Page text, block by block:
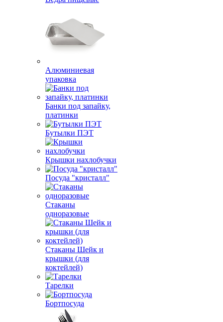
Алюминиевая
упаковка
Банки под запайку,
платинки
Бутылки ПЭТ
Крышки нахлобучки
Посуда "кристалл"
Стаканы
одноразовые
Стаканы Шейк и
крышки (для
коктейлей)
Тарелки
Бортпосуда